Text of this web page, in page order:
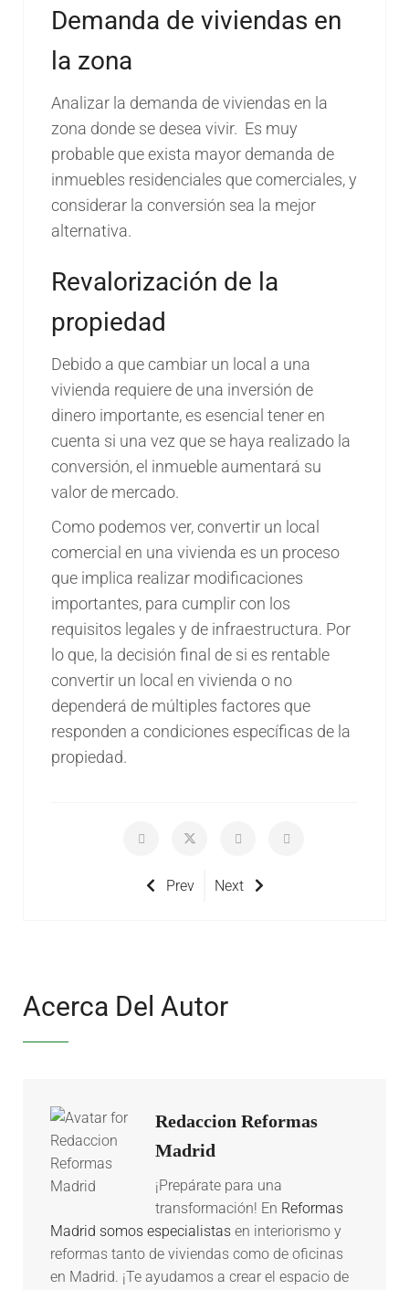
Demanda de viviendas en
la zona
Analizar la demanda de viviendas en la
zona donde se desea vivir. Es muy
probable que exista mayor demanda de
inmuebles residenciales que comerciales, y
considerar la conversión sea la mejor
alternativa.
Revalorización de la
propiedad
Debido a que cambiar un local a una
vivienda requiere de una inversión de
dinero importante, es esencial tener en
cuenta si una vez que se haya realizado la
conversión, el inmueble aumentará su
valor de mercado.
Como podemos ver, convertir un local
comercial en una vivienda es un proceso
que implica realizar modificaciones
importantes, para cumplir con los
requisitos legales y de infraestructura. Por
lo que, la decisión final de si es rentable
convertir un local en vivienda o no
dependerá de múltiples factores que
responden a condiciones específicas de la
propiedad.
Prev Next
Acerca Del Autor
Redaccion Reformas
Madrid
¡Prepárate para una
transformación! En Reformas
Madrid somos especialistas en interiorismo y
reformas tanto de viviendas como de oficinas
en Madrid. ¡Te ayudamos a crear el espacio de